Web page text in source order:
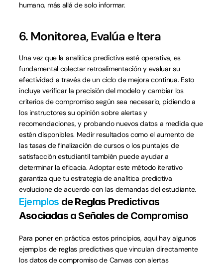
humano, más allá de solo informar.
6. Monitorea, Evalúa e Itera
Una vez que la analítica predictiva esté operativa, es
fundamental colectar retroalimentación y evaluar su
efectividad a través de un ciclo de mejora continua. Esto
incluye verificar la precisión del modelo y cambiar los
criterios de compromiso según sea necesario, pidiendo a
los instructores su opinión sobre alertas y
recomendaciones, y probando nuevos datos a medida que
estén disponibles. Medir resultados como el aumento de
las tasas de finalización de cursos o los puntajes de
satisfacción estudiantil también puede ayudar a
determinar la eficacia. Adoptar este método iterativo
garantiza que tu estrategia de analítica predictiva
evolucione de acuerdo con las demandas del estudiante.
Ejemplos de Reglas Predictivas
Asociadas a Señales de Compromiso
Para poner en práctica estos principios, aquí hay algunos
ejemplos de reglas predictivas que vinculan directamente
los datos de compromiso de Canvas con alertas